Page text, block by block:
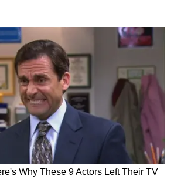
News
জানা গিয়েছে, পশ্চিমা
তৈরি হয়ে ভারতের উত্তর দিকে